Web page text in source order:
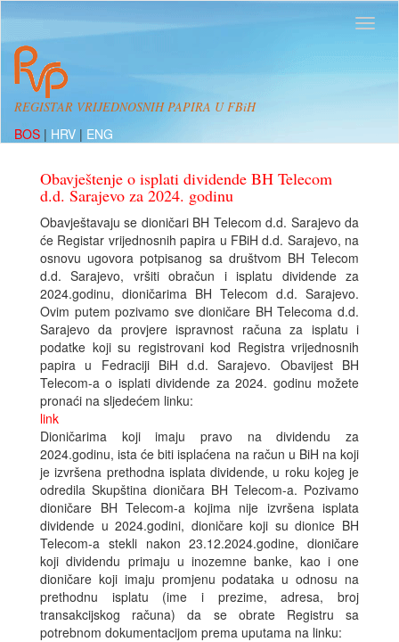
REGISTAR VRIJEDNOSNIH PAPIRA U FBiH
BOS | HRV | ENG
Obavještenje o isplati dividende BH Telecom
d.d. Sarajevo za 2024. godinu
Obavještavaju se dioničari BH Telecom d.d. Sarajevo da
će Registar vrijednosnih papira u FBiH d.d. Sarajevo, na
osnovu ugovora potpisanog sa društvom BH Telecom
d.d. Sarajevo, vršiti obračun i isplatu dividende za
2024.godinu, dioničarima BH Telecom d.d. Sarajevo.
Ovim putem pozivamo sve dioničare BH Telecoma d.d.
Sarajevo da provjere ispravnost računa za isplatu i
podatke koji su registrovani kod Registra vrijednosnih
papira u Fedraciji BiH d.d. Sarajevo. Obavijest BH
Telecom-a o isplati dividende za 2024. godinu možete
pronaći na sljedećem linku:
link
Dioničarima koji imaju pravo na dividendu za
2024.godinu, ista će biti isplaćena na račun u BiH na koji
je izvršena prethodna isplata dividende, u roku kojeg je
odredila Skupština dioničara BH Telecom-a. Pozivamo
dioničare BH Telecom-a kojima nije izvršena isplata
dividende u 2024.godini, dioničare koji su dionice BH
Telecom-a stekli nakon 23.12.2024.godine, dioničare
koji dividendu primaju u inozemne banke, kao i one
dioničare koji imaju promjenu podataka u odnosu na
prethodnu isplatu (ime i prezime, adresa, broj
transakcijskog računa) da se obrate Registru sa
potrebnom dokumentacijom prema uputama na linku: